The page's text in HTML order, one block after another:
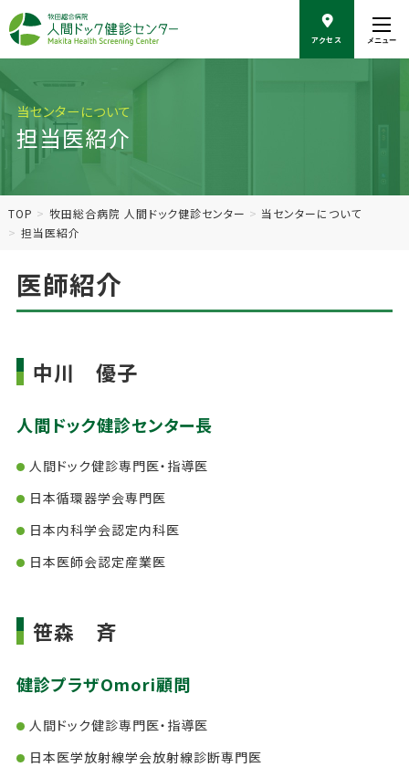
動
アクセス メニュー
当センターについて
担当医紹介
TOP 牧田総合病院 人間ドック健診センター
当センターについて
担当医紹介
医師紹介
中川 優子
人間ドック健診センター長
人間ドック健診専門医・指導医
日本循環器学会専門医
日本内科学会認定内科医
日本医師会認定産業医
笹森 斉
健診プラザOmori顧問
人間ドック健診専門医・指導医
日本医学放射線学会放射線診断専門医